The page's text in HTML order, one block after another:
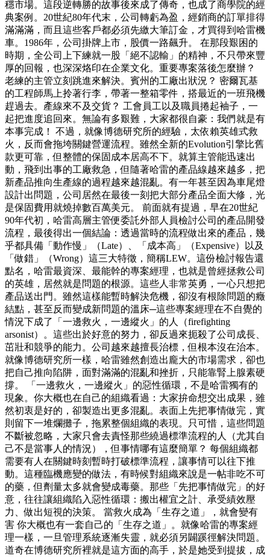
穩市場。這段逆轉勝的故事後來成了傳奇，也成了商學院的經
典案例。20世紀80年代末，公司轉虧為盈，經銷商的訂單排得
滿滿滿，而且這些客戶都必須先繳大筆訂金，才買得到哈雷機
車。1986年，公司掛牌上市，股價一路飆升。 在那段艱困的
時期，全公司上下練就一股「絕不認輸」的精神，不只帶來豐
厚的回報，也深深烙印在企業文化。重要專案落後怎麼辦？
老練的主管立刻跳進來解決。賓州的工廠出狀況？ 密爾瓦基
的工程師馬上拎著行李，帶著一整箱零件，搭最近的一班飛機
趕過去。產線來不及交貨？ 工會員工以及職員捲起袖子，一
起把進度追回來。無論有多艱難，大家都很自豪：我們就是有
本事完成！ 不過，就像博德研究所的經驗，太依賴英雄式救
火，反而會拖垮關鍵營運流程。雖然全新的Evolution引擎比舊
款更可靠，但整體的保固成本居高不下。就算主管能迅速出
動，飛到出事的工廠救急，但隨著哈雷的產品線越來越多，把
新產品推向生產線的過程越來越混亂。有一年甚至因為車尾燈
設計出問題，公司居然在最後一刻把大部分產品全面大修，光
是保固費用就燒掉數百萬美元。 前面就有提過，早在20世紀
90年代初，哈雷高層主管便委託外部人員檢討公司的產品開發
流程，最後得出一個結論：透過當時的流程做出來的產品，幾
乎都具備「動作慢」（Late）、「成本高」（Expensive）以及
「做錯」（Wrong）這三大特徵，簡稱LEW。這份檢討報告還
點名，哈雷最資深、最能幹的專案經理，也就是曾經拯救公司
的英雄，居然就是問題的根源。這些人非常英勇，一心只想把
產品送出門。雖然這樣能暫時解決危機，卻沒有根除問題的癥
結點，甚至反而變成新問題的溫床─這些專案經理在不自覺的
情況下成了「一邊救火，一邊縱火」的人（firefighting
arsonist）。這些出於好意的努力，卻反過來扼殺了公司成長、
茁壯和競爭的能力。公司越來越擅長治標，但根本沒在治本。
就像博德研究所一樣，哈雷雖然創造出龐大的市場需求，卻也
把自己推向陷阱，面對滿滿的混亂和挫折，只能靠腎上腺素硬
撐。 「一邊救火，一邊縱火」的惡性循環，不是哈雷獨有的
現象。你大概也在自己的組織看過：大家拚命想交出成果，雖
然初衷是好的，卻製造出更多混亂。表面上先把事情做完，實
則留下一堆爛攤子，拖累整個組織的表現。只可惜，這些問題
不斷被忽略，大家只會去責怪那些繞過標準流程的人（尤其自
己不是當事人的情況），但事情哪有這麼簡單？ 每個組織都
需要有人在關鍵時刻暫時打破標準流程，讓事情可以往下推
動。這種臨機應變的做法，有時候對組織來說是一帖非吃不可
的藥，但劑量太多就會變成毒藥。那些「先把事情做完」的好
意，往往讓組織陷入惡性循環：搬出權宜之計、承受績效壓
力、做出短視的決策。 當救火成為「生存之道」，就會變有
害 你大概也有一套自己的「生存之道」。就像哈雷的專案經
理一樣，一旦管理系統逐漸失靈，就必須另闢蹊徑解決問題。
道奇在博德研究所裡就是這方面的高手，於是她受到提拔，成